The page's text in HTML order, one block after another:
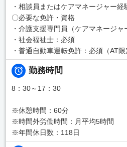
・相談員またはケアマネージャー
〇必要な免許・資格
・介護支援専門員（ケアマネージ
・社会福祉士：必須
・普通自動車運転免許：必須（AT限
勤務時間
8：30～17：30
※休憩時間：60分
※時間外労働時間：月平均5時間
※年間休日数：118日